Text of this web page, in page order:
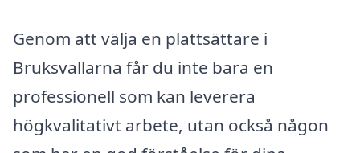
Genom att välja en plattsättare i
Bruksvallarna får du inte bara en
professionell som kan leverera
högkvalitativt arbete, utan också någon